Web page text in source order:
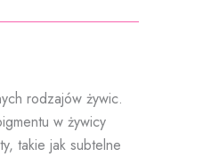
rodzajów żywic.
w żywicy
takie jak subtelne